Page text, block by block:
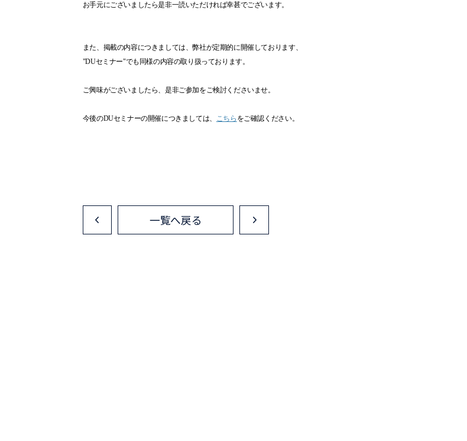
お手元にございましたら是非一読いただければ幸甚でございます。
また、掲載の内容につきましては、弊社が定期的に開催しております、
"DUセミナー"でも同様の内容の取り扱っております。
ご興味がございましたら、是非ご参加をご検討くださいませ。
今後のDUセミナーの開催につきましては、 こちら をご確認ください。
<
一覧へ戻る